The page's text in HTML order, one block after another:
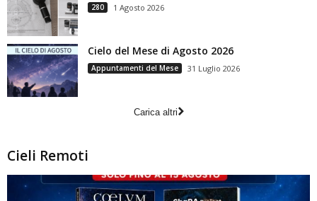
280 1 Agosto 2026
Cielo del Mese di Agosto 2026
Appuntamenti del Mese 31 Luglio 2026
Carica altri
Cieli Remoti